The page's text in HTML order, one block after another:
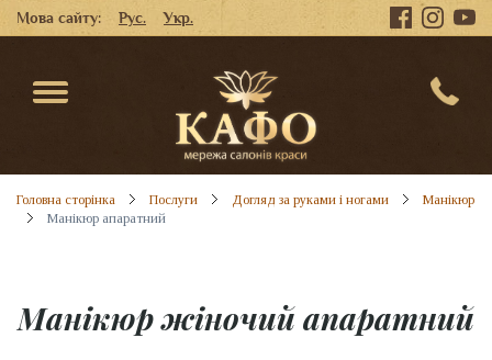
Мова сайту: Рус. Укр.
Головна сторінка Послуги Догляд за руками і ногами
Манікюр
Манікюр апаратний
Манікюр жіночий апаратний